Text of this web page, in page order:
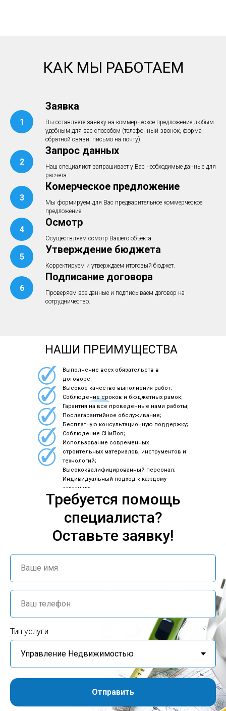
КАК МЫ РАБОТАЕМ
Заявка
Вы оставляете заявку на коммерческое предложение любым
удобным для вас способом (телефонный звонок, форма
обратной связи, письмо на почту).
Запрос данных
Наш специалист запрашивает у Вас необходимые данные для
расчета.
Комерческое предложение
Мы формируем для Вас предварительное коммерческое
предложение.
Осмотр
Осуществляем осмотр Вашего объекта.
Утверждение бюджета
Корректируем и утверждаем итоговый бюджет.
Подписание договора
Проверяем все данные и подписываем договор на
сотрудничество.
НАШИ ПРЕИМУЩЕСТВА
Выполнение всех обязательств в
договоре;
Высокое качество выполнения работ;
Соблюдение сроков и бюджетных рамок;
Гарантия на все проведенные нами работы;
Послегарантийное обслуживание;
Бесплатную консультационную поддержку;
Соблюдение СНиПов;
Использование современных
строительных материалов, инструментов и
технологий;
Высококвалифицированный персонал;
Индивидуальный подход к каждому
заказчику.
Требуется помощь
специалиста?
Оставьте заявку!
Тип услуги:
Отправить